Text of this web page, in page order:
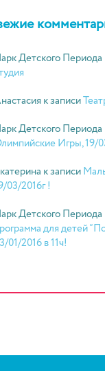
Детского Периода
к записи
Детского Периода
Игры, 19/
к записи
03/2016г !
Детского Периода
для детей
01/2016 в 11ч!